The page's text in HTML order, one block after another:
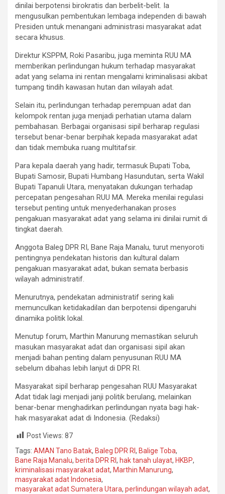
dinilai berpotensi birokratis dan berbelit-belit. Ia
mengusulkan pembentukan lembaga independen di bawah
Presiden untuk menangani administrasi masyarakat adat
secara khusus.
Direktur KSPPM, Roki Pasaribu, juga meminta RUU MA
memberikan perlindungan hukum terhadap masyarakat
adat yang selama ini rentan mengalami kriminalisasi akibat
tumpang tindih kawasan hutan dan wilayah adat.
Selain itu, perlindungan terhadap perempuan adat dan
kelompok rentan juga menjadi perhatian utama dalam
pembahasan. Berbagai organisasi sipil berharap regulasi
tersebut benar-benar berpihak kepada masyarakat adat
dan tidak membuka ruang multitafsir.
Para kepala daerah yang hadir, termasuk Bupati Toba,
Bupati Samosir, Bupati Humbang Hasundutan, serta Wakil
Bupati Tapanuli Utara, menyatakan dukungan terhadap
percepatan pengesahan RUU MA. Mereka menilai regulasi
tersebut penting untuk menyederhanakan proses
pengakuan masyarakat adat yang selama ini dinilai rumit di
tingkat daerah.
Anggota Baleg DPR RI, Bane Raja Manalu, turut menyoroti
pentingnya pendekatan historis dan kultural dalam
pengakuan masyarakat adat, bukan semata berbasis
wilayah administratif.
Menurutnya, pendekatan administratif sering kali
memunculkan ketidakadilan dan berpotensi dipengaruhi
dinamika politik lokal.
Menutup forum, Marthin Manurung memastikan seluruh
masukan masyarakat adat dan organisasi sipil akan
menjadi bahan penting dalam penyusunan RUU MA
sebelum dibahas lebih lanjut di DPR RI.
Masyarakat sipil berharap pengesahan RUU Masyarakat
Adat tidak lagi menjadi janji politik berulang, melainkan
benar-benar menghadirkan perlindungan nyata bagi hak-
hak masyarakat adat di Indonesia. (Redaksi)
Post Views: 87
Tags: AMAN Tano Batak, Baleg DPR RI , Balige Toba,
Bane Raja Manalu, berita DPR RI , hak tanah ulayat, HKBP,
kriminalisasi masyarakat adat, Marthin Manurung,
masyarakat adat Indonesia,
masyarakat adat Sumatera Utara, perlindungan wilayah adat,